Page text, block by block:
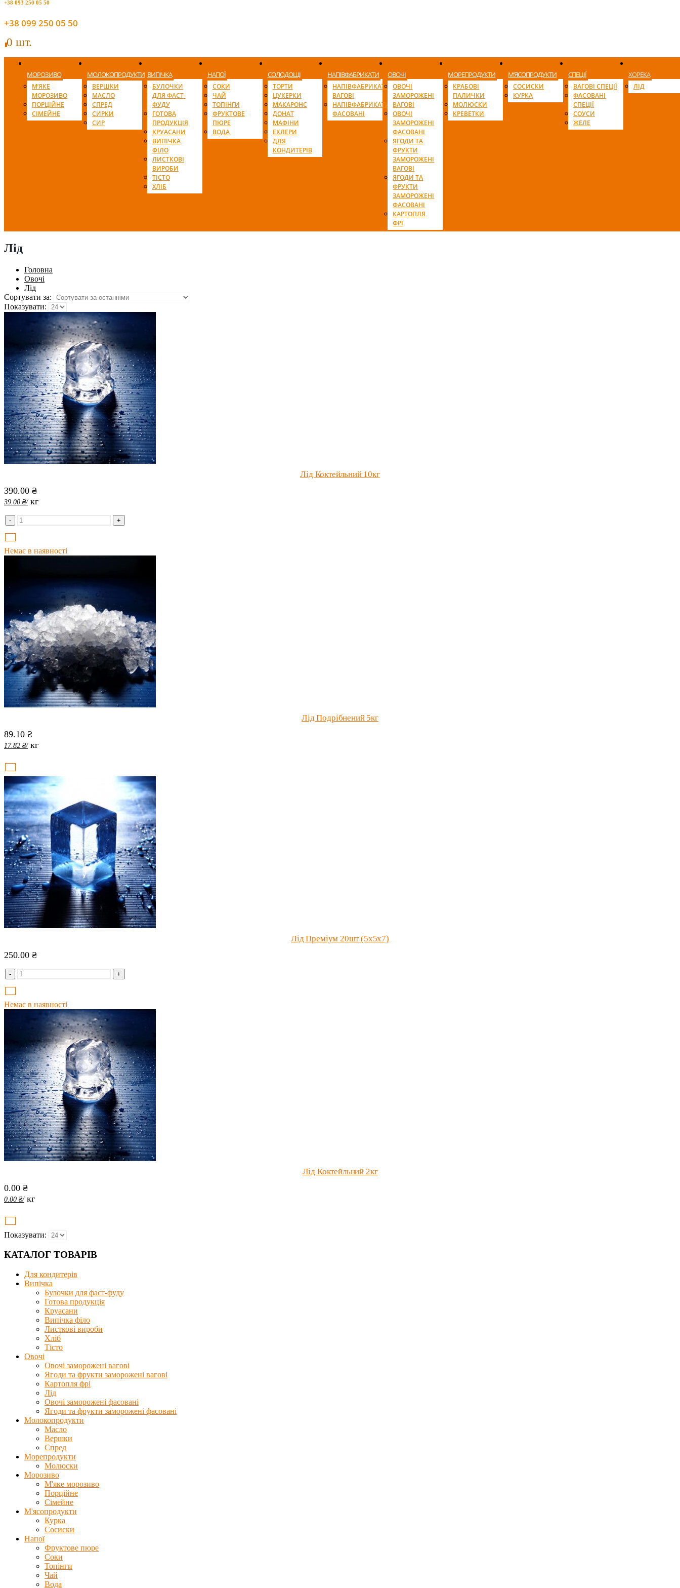
+38 093 250 05 50
+38 099 250 05 50
00 шт.
МОРОЗИВО
М’ЯКЕ
МОРОЗИВО
ПОРЦІЙНЕ
СІМЕЙНЕ
МОЛОКОПРОДУКТИ
ВЕРШКИ
МАСЛО
СПРЕД
СИРКИ
СИР
ВИПІЧКА
БУЛОЧКИ
ДЛЯ ФАСТ-
ФУДУ
ГОТОВА
ПРОДУКЦІЯ
КРУАСАНИ
ВИПІЧКА
ФІЛО
ЛИСТКОВІ
ВИРОБИ
ТІСТО
ХЛІБ
НАПОЇ
СОКИ
ЧАЙ
ТОПІНГИ
ФРУКТОВЕ
ПЮРЕ
ВОДА
СОЛОДОЩІ
ТОРТИ
ЦУКЕРКИ
МАКАРОНС
ДОНАТ
МАФІНИ
ЕКЛЕРИ
ДЛЯ
КОНДИТЕРІВ
НАПІВФАБРИКАТИ
НАПІВФАБРИКАТИ
ВАГОВІ
НАПІВФАБРИКАТИ
ФАСОВАНІ
ОВОЧІ
ОВОЧІ
ЗАМОРОЖЕНІ
ВАГОВІ
ОВОЧІ
ЗАМОРОЖЕНІ
ФАСОВАНІ
ЯГОДИ ТА
ФРУКТИ
ЗАМОРОЖЕНІ
ВАГОВІ
ЯГОДИ ТА
ФРУКТИ
ЗАМОРОЖЕНІ
ФАСОВАНІ
КАРТОПЛЯ
ФРІ
МОРЕПРОДУКТИ
КРАБОВІ
ПАЛИЧКИ
МОЛЮСКИ
КРЕВЕТКИ
М’ЯСОПРОДУКТИ
СОСИСКИ
КУРКА
СПЕЦІЇ
ВАГОВІ СПЕЦІЇ
ФАСОВАНІ
СПЕЦІЇ
СОУСИ
ЖЕЛЕ
ХОРЕКА
ЛІД
Лід
Головна
Овочі
Лід
Сортувати за:
Показувати:
Лід Коктейльний 10кг
390.00 ₴
39.00 ₴/ кг
- +
Немає в наявності
Лід Подрібнений 5кг
89.10 ₴
17.82 ₴/ кг
Лід Преміум 20шт (5х5х7)
250.00 ₴
- +
Немає в наявності
Лід Коктейльний 2кг
0.00 ₴
0.00 ₴/ кг
Показувати:
КАТАЛОГ ТОВАРІВ
Для кондитерів
Випічка
Булочки для фаст-фуду
Готова продукція
Круасани
Випічка філо
Листкові вироби
Хліб
Тісто
Овочі
Овочі заморожені вагові
Ягоди та фрукти заморожені вагові
Картопля фрі
Лід
Овочі заморожені фасовані
Ягоди та фрукти заморожені фасовані
Молокопродукти
Масло
Вершки
Спред
Морепродукти
Молюски
Морозиво
М'яке морозиво
Порційне
Сімейне
М'ясопродукти
Курка
Сосиски
Напої
Фруктове пюре
Соки
Топінги
Чай
Вода